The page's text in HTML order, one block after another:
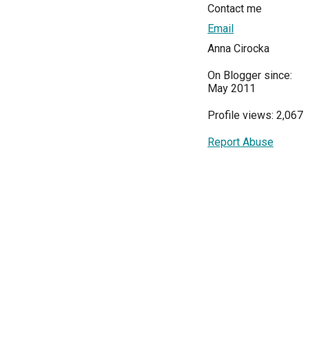
Contact me
Email
Anna Cirocka
On Blogger since:
May 2011
Profile views: 2,067
Report Abuse